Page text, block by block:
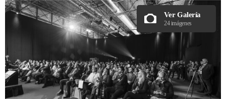
Ver Galería
24 imágenes